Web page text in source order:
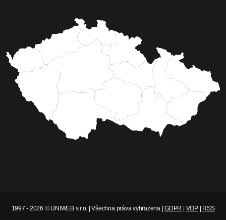
1997 - 2026 © UNIWEB s.r.o. | Všechna práva vyhrazena |GDPR | VOP| RSS